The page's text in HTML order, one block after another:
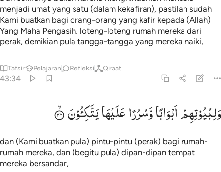
menjadi umat yang satu (dalam kekafiran), pastilah sudah
Kami buatkan bagi orang-orang yang kafir kepada (Allah)
Yang Maha Pengasih, loteng-loteng rumah mereka dari
perak, demikian pula tangga-tangga yang mereka naiki,
Tafsir Pelajaran Refleksi Qiraat
43:34
ولبيوتهم ابوابا وسررا عليها يتكيون ٣٤
وَلِبُيُوتِهِمْ أَبْوَٰبًۭا وَسُرُرًا عَلَيْهَا يَتَّكِـُٔونَ ٣٤
وَلِبُیُوْتِهِمْاَبْوَابًاوَّسُرُرًاعَلَیْهَایَتَّكِـُٔوْنَ
dan (Kami buatkan pula) pintu-pintu (perak) bagi rumah-
rumah mereka, dan (begitu pula) dipan-dipan tempat
mereka bersandar,